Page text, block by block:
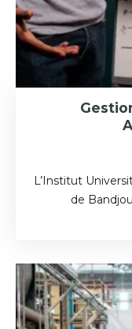
L’Institut
de